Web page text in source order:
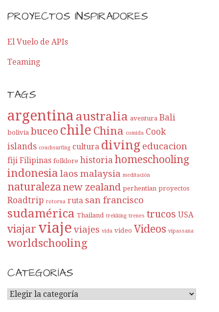
PROYECTOS INSPIRADORES
El Vuelo de APIs
Teaming
TAGS
argentina australia aventura Bali
bolivia buceo chile China comida Cook
islands couchsurfing cultura diving educacion
fiji Filipinas folklore historia homeschooling
indonesia laos malaysia meditación
naturalezanew zealand perhentian proyectos
Roadtrip rotorua ruta san francisco
sudamérica Thailand trekking trenes trucos USA
viajar viaje viajes vida video Videos vipassana
worldschooling
CATEGORÍAS
C